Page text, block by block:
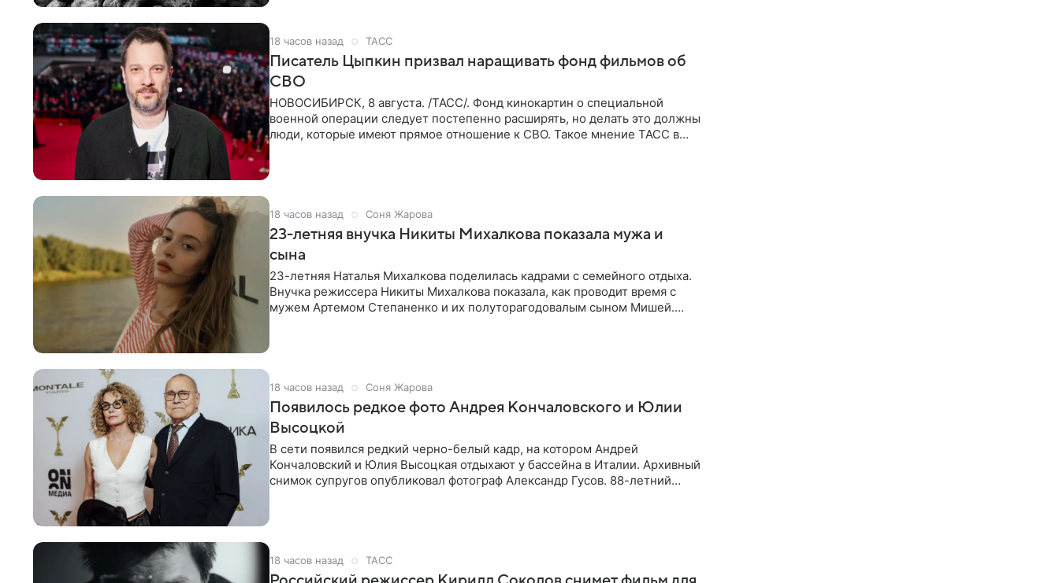
18 часов назад ТАСС
Писатель Цыпкин призвал наращивать фонд фильмов об
СВО
НОВОСИБИРСК, 8 августа. /ТАСС/. Фонд кинокартин о специальной
военной операции следует постепенно расширять, но делать это должны
люди, которые имеют прямое отношение к СВО. Такое мнение ТАСС в
18 часов назад Соня Жарова
23-летняя внучка Никиты Михалкова показала мужа и
сына
23-летняя Наталья Михалкова поделилась кадрами с семейного отдыха.
Внучка режиссера Никиты Михалкова показала, как проводит время с
мужем Артемом Степаненко и их полуторагодовалым сыном Мишей.
18 часов назад Соня Жарова
Появилось редкое фото Андрея Кончаловского и Юлии
Высоцкой
В сети появился редкий черно-белый кадр, на котором Андрей
Кончаловский и Юлия Высоцкая отдыхают у бассейна в Италии. Архивный
снимок супругов опубликовал фотограф Александр Гусов. 88-летний
18 часов назад ТАСС